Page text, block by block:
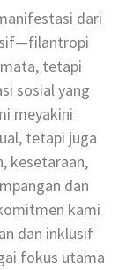
dari
tetapi
sosial yang
meyakini
tetapi juga
kesetaraan,
dan
kami
dan inklusif
fokus utama